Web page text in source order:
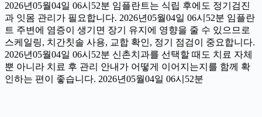
2026년05월04일 06시52분 임플란트는 식립 후에도 정기검진
과 잇몸 관리가 필요합니다. 2026년05월04일 06시52분 임플란
트 주변에 염증이 생기면 장기 유지에 영향을 줄 수 있으므로
스케일링, 치간칫솔 사용, 교합 확인, 정기 점검이 중요합니다.
2026년05월04일 06시52분 신촌치과를 선택할 때도 치료 자체
뿐 아니라 치료 후 관리 안내가 어떻게 이어지는지를 함께 확
인하는 편이 좋습니다. 2026년05월04일 06시52분